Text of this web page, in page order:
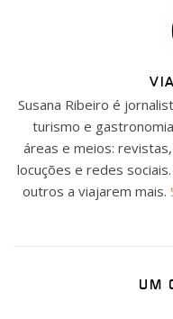
Susana Ribeiro é
turismo e
áreas e meios:
locuções e redes
outros a viajarem mais.
UM